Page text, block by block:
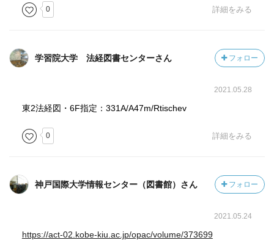
0 詳細をみる
学習院大学 法経図書センターさん フォロー
2021.05.28
東2法経図・6F指定：331A/A47m/Rtischev
0 詳細をみる
神戸国際大学情報センター（図書館）さん フォロー
2021.05.24
https://act-02.kobe-kiu.ac.jp/opac/volume/373699